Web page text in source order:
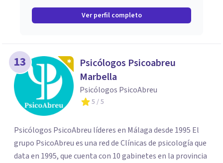
Ver perfil completo
13
Psicólogos Psicoabreu
Marbella
Psicólogos PsicoAbreu
5 / 5
Psicólogos PsicoAbreu líderes en Málaga desde 1995 El
grupo PsicoAbreu es una red de Clínicas de psicología que
data en 1995, que cuenta con 10 gabinetes en la provincia